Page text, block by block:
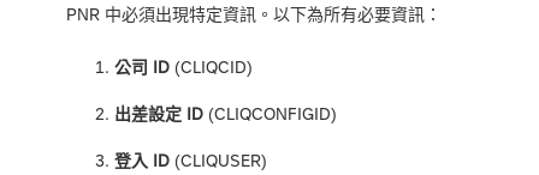
PNR 中必須出現特定資訊。以下為所有必要資訊：
公司 ID (CLIQCID)
出差設定 ID (CLIQCONFIGID)
登入 ID (CLIQUSER)